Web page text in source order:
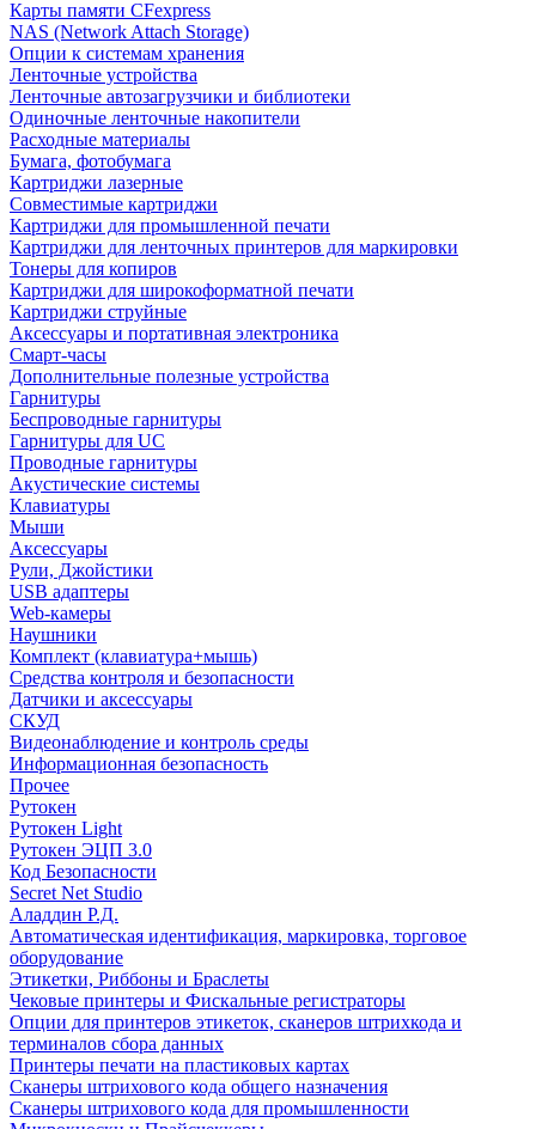
Карты памяти CFexpress
NAS (Network Attach Storage)
Опции к системам хранения
Ленточные устройства
Ленточные автозагрузчики и библиотеки
Одиночные ленточные накопители
Расходные материалы
Бумага, фотобумага
Картриджи лазерные
Совместимые картриджи
Картриджи для промышленной печати
Картриджи для ленточных принтеров для маркировки
Тонеры для копиров
Картриджи для широкоформатной печати
Картриджи струйные
Аксессуары и портативная электроника
Смарт-часы
Дополнительные полезные устройства
Гарнитуры
Беспроводные гарнитуры
Гарнитуры для UC
Проводные гарнитуры
Акустические системы
Клавиатуры
Мыши
Аксессуары
Рули, Джойстики
USB адаптеры
Web-камеры
Наушники
Комплект (клавиатура+мышь)
Средства контроля и безопасности
Датчики и аксессуары
СКУД
Видеонаблюдение и контроль среды
Информационная безопасность
Прочее
Рутокен
Рутокен Light
Рутокен ЭЦП 3.0
Код Безопасности
Secret Net Studio
Аладдин Р.Д.
Автоматическая идентификация, маркировка, торговое
оборудование
Этикетки, Риббоны и Браслеты
Чековые принтеры и Фискальные регистраторы
Опции для принтеров этикеток, сканеров штрихкода и
терминалов сбора данных
Принтеры печати на пластиковых картах
Сканеры штрихового кода общего назначения
Сканеры штрихового кода для промышленности